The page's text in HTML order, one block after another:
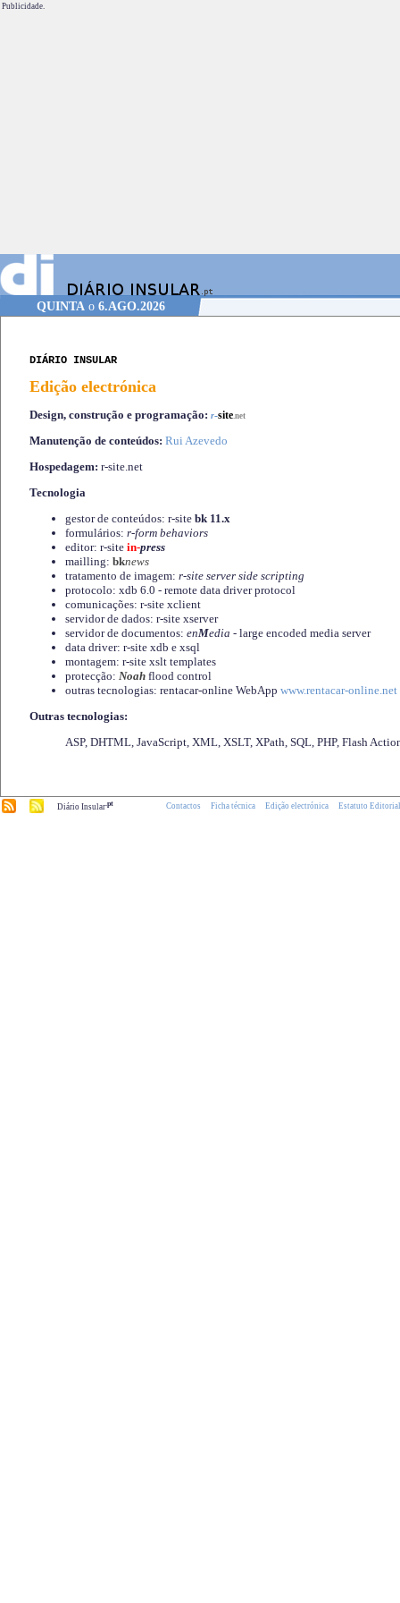
Publicidade.
QUINTAo 6.AGO.2026
DIÁRIO INSULAR
Edição electrónica
Design, construção e programação: r-site.net
Manutenção de conteúdos: Rui Azevedo
Hospedagem: r-site.net
Tecnologia
gestor de conteúdos: r-site bk 11.x
formulários: r-form behaviors
editor: r-site in-press
mailling: bknews
tratamento de imagem: r-site server side scripting
protocolo: xdb 6.0 - remote data driver protocol
comunicações: r-site xclient
servidor de dados: r-site xserver
servidor de documentos: enMedia - large encoded media server
data driver: r-site xdb e xsql
montagem: r-site xslt templates
protecção: Noah flood control
outras tecnologias: rentacar-online WebApp www.rentacar-online.net
Outras tecnologias:
ASP, DHTML, JavaScript, XML, XSLT, XPath, SQL, PHP, Flash
Diário Insular.pt Contactos Ficha técnica Edição electrónica Estatuto Editorial